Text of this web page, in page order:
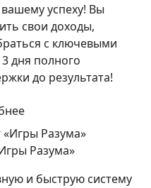
успеху! Вы
свои доходы,
с ключевыми
дня полного
до результата!
Разума»
и быструю систему